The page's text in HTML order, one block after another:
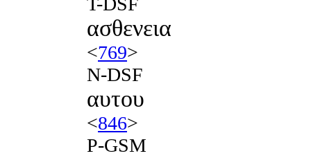
ασθενεια
<769>
N-DSF
αυτου
<846>
P-GSM